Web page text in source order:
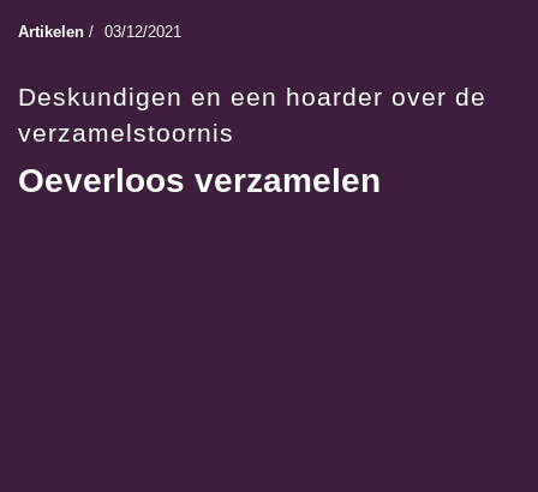
Artikelen / 03/12/2021
Deskundigen en een hoarder over de
verzamelstoornis
Oeverloos verzamelen